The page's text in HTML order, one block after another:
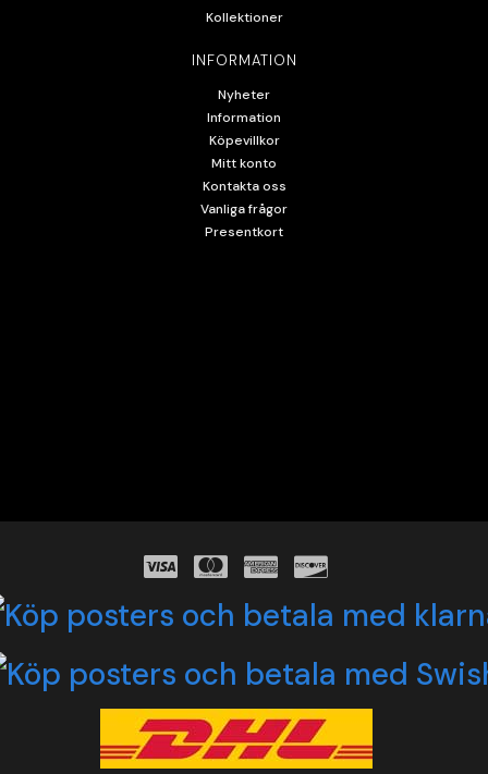
Kollektioner
INFORMATION
Nyheter
Information
Köpevillkor
Mitt konto
Kontakta oss
Vanliga frågor
Presentkort